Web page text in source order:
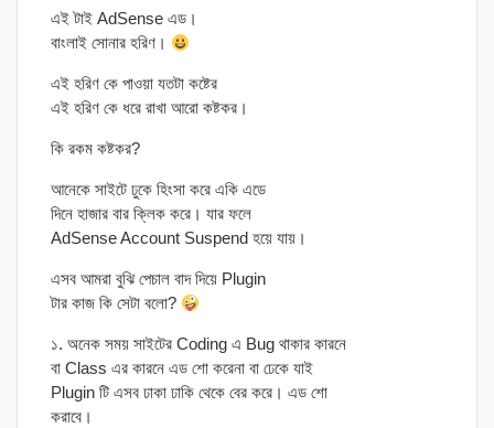
এই টাই AdSense এড।
বাংলাই সোনার হরিণ।
এই হরিণ কে পাওয়া যতটা কষ্টের
এই হরিণ কে ধরে রাখা আরো কষ্টকর।
কি রকম কষ্টকর?
আনেকে সাইটে ঢুকে হিংসা করে একি এডে
দিনে হাজার বার ক্লিক করে। যার ফলে
AdSense Account Suspend হয়ে যায়।
এসব আমরা বুঝি পেচাল বাদ দিয়ে Plugin
টার কাজ কি সেটা বলো?
১. অনেক সময় সাইটের Coding এ Bug থাকার কারনে
বা Class এর কারনে এড শো করেনা বা ঢেকে যাই
Plugin টি এসব ঢাকা ঢাকি থেকে বের করে। এড শো
করাবে।